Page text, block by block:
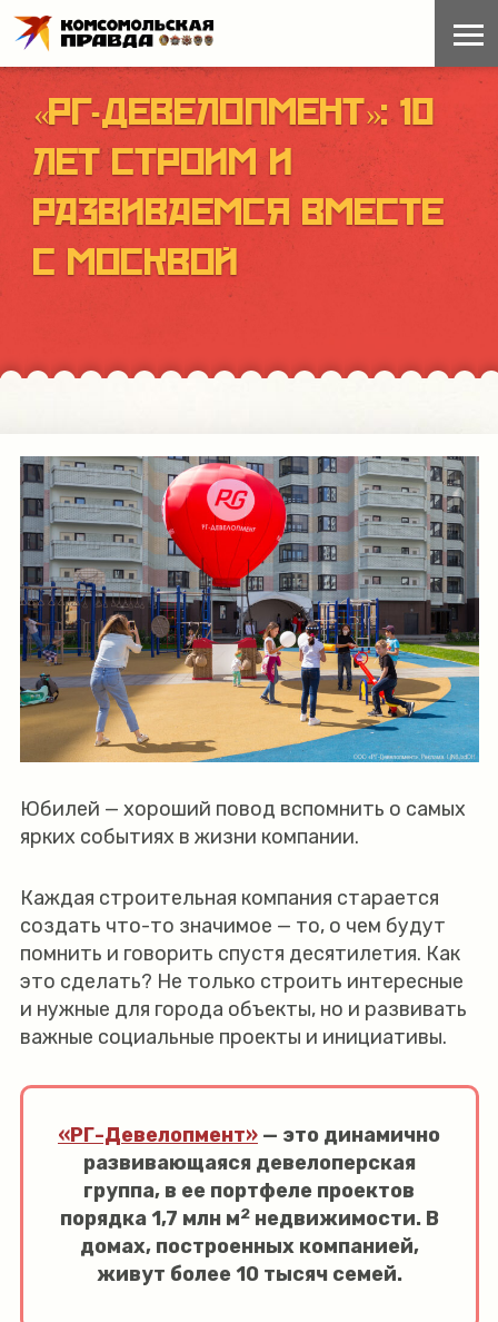
«РГ-ДЕВЕЛОПМЕНТ»: 10
ЛЕТ СТРОИМ И
РАЗВИВАЕМСЯ ВМЕСТЕ
С МОСКВОЙ
Юбилей — хороший повод вспомнить о самых
ярких событиях в жизни компании.
Каждая строительная компания старается
создать что-то значимое — то, о чем будут
помнить и говорить спустя десятилетия. Как
это сделать? Не только строить интересные
и нужные для города объекты, но и развивать
важные социальные проекты и инициативы.
«РГ-Девелопмент» — это динамично
развивающаяся девелоперская
группа, в ее портфеле проектов
порядка 1,7 млн м2недвижимости. В
домах, построенных компанией,
живут более 10 тысяч семей.